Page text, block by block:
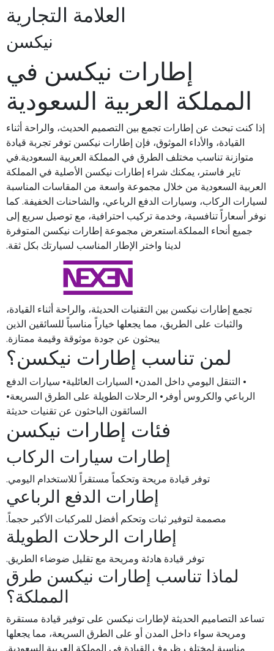
العلامة التجارية
نيكسن
إطارات نيكسن في
المملكة العربية السعودية
إذا كنت تبحث عن إطارات تجمع بين التصميم الحديث، والراحة أثناء
القيادة، والأداء الموثوق، فإن إطارات نيكسن توفر تجربة قيادة
متوازنة تناسب مختلف الطرق في المملكة العربية السعودية.في
تاير فاستر، يمكنك شراء إطارات نيكسن الأصلية في المملكة
العربية السعودية من خلال مجموعة واسعة من المقاسات المناسبة
لسيارات الركاب، وسيارات الدفع الرباعي، والشاحنات الخفيفة. كما
نوفر أسعاراً تنافسية، وخدمة تركيب احترافية، مع توصيل سريع إلى
جميع أنحاء المملكة.استعرض مجموعة إطارات نيكسن المتوفرة
لدينا واختر الإطار المناسب لسيارتك بكل ثقة.
تجمع إطارات نيكسن بين التقنيات الحديثة، والراحة أثناء القيادة،
والثبات على الطريق، مما يجعلها خياراً مناسباً للسائقين الذين
يبحثون عن جودة موثوقة وقيمة ممتازة.
لمن تناسب إطارات نيكسن؟
• التنقل اليومي داخل المدن• السيارات العائلية• سيارات الدفع
الرباعي والكروس أوفر• الرحلات الطويلة على الطرق السريعة•
السائقون الباحثون عن تقنيات حديثة
فئات إطارات نيكسن
إطارات سيارات الركاب
توفر قيادة مريحة وتحكماً مستقراً للاستخدام اليومي.
إطارات الدفع الرباعي
مصممة لتوفير ثبات وتحكم أفضل للمركبات الأكبر حجماً.
إطارات الرحلات الطويلة
توفر قيادة هادئة ومريحة مع تقليل ضوضاء الطريق.
لماذا تناسب إطارات نيكسن طرق
المملكة؟
تساعد التصاميم الحديثة لإطارات نيكسن على توفير قيادة مستقرة
ومريحة سواء داخل المدن أو على الطرق السريعة، مما يجعلها
مناسبة لمختلف ظروف القيادة في المملكة العربية السعودية.